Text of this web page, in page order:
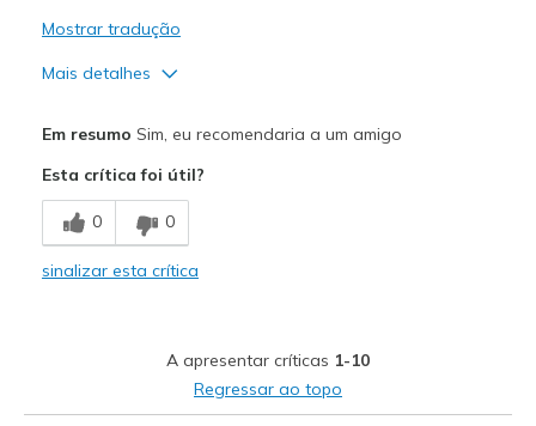
Mostrar tradução
Mais detalhes
Comfortable
Stylish
Feels true to width
Sizing
Feels true to size
Em resumo Sim, eu recomendaria a um amigo
Esta crítica foi útil?
0 0
sinalizar esta crítica
A apresentar críticas 1-10
Regressar ao topo